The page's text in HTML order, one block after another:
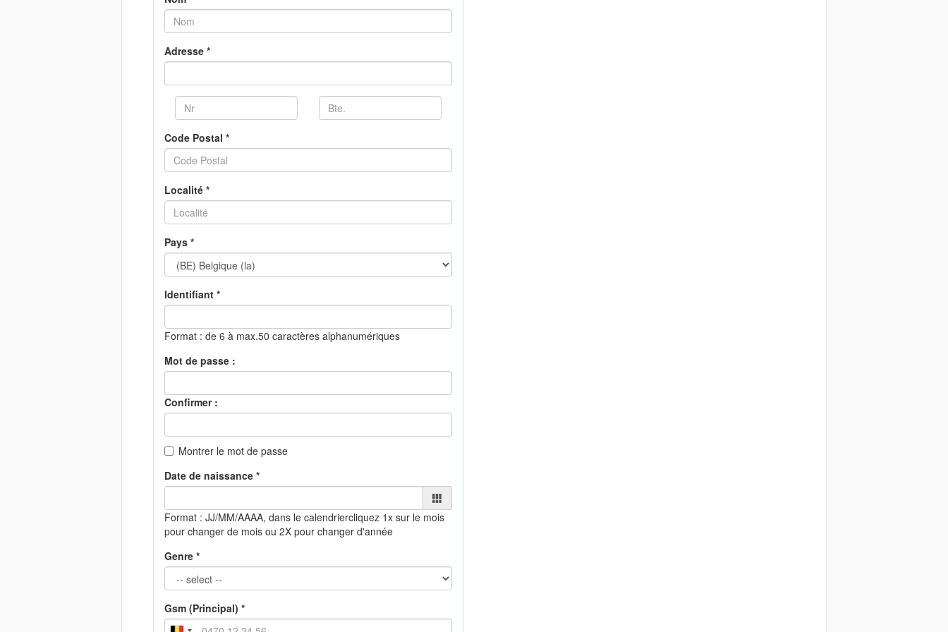
Adresse *
Code Postal *
Localité *
Pays *
Identifiant *
Format : de 6 à max.50 caractères alphanumériques
Mot de passe :
Confirmer :
Montrer le mot de passe
Date de naissance *
Format : JJ/MM/AAAA, dans le calendriercliquez 1x sur le mois
pour changer de mois ou 2X pour changer d'année
Genre *
Gsm (Principal) *